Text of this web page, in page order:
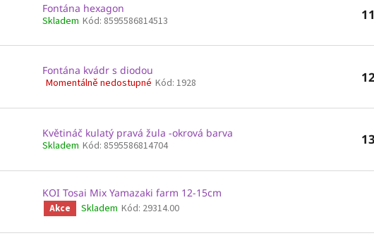
Fontána hexagon
Skladem Kód: 8595586814513
Fontána kvádr s diodou
Průměrné
produktu
4,5
z
Momentálně nedostupné Kód: 1928
Květináč kulatý pravá žula -okrová barva
Skladem Kód: 8595586814704
KOI Tosai Mix Yamazaki farm 12-15cm
Akce Skladem Kód: 29314.00